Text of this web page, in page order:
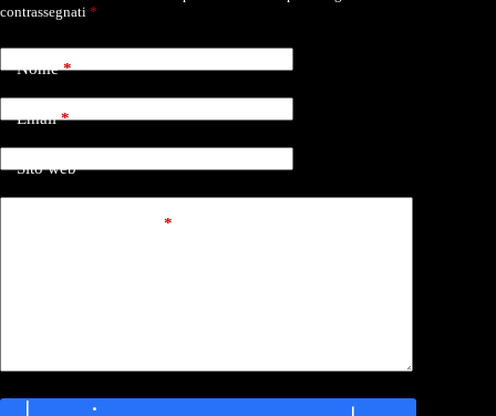
contrassegnati *
Nome*
Email*
Sito web
*